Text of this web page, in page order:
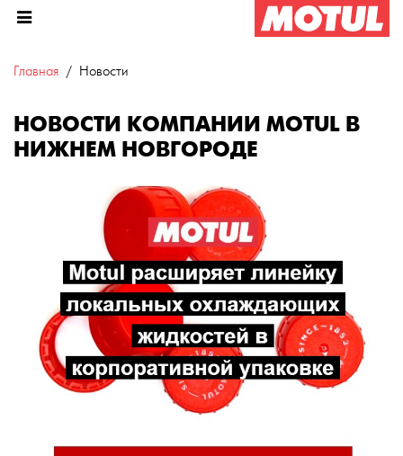
Главная Новости
НОВОСТИ КОМПАНИИ MOTUL В
НИЖНЕМ НОВГОРОДЕ